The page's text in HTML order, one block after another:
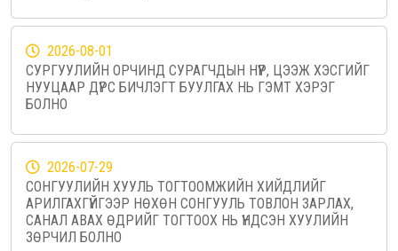
2026-08-01
СУРГУУЛИЙН ОРЧИНД СУРАГЧДЫН НҮҮР, ЦЭЭЖ ХЭСГИЙГ
НУУЦААР ДҮРС БИЧЛЭГТ БУУЛГАХ НЬ ГЭМТ ХЭРЭГ
БОЛНО
2026-07-29
СОНГУУЛИЙН ХУУЛЬ ТОГТООМЖИЙН ХИЙДЛИЙГ
АРИЛГАХГҮЙГЭЭР НӨХӨН СОНГУУЛЬ ТОВЛОН ЗАРЛАХ,
САНАЛ АВАХ ӨДРИЙГ ТОГТООХ НЬ ҮНДСЭН ХУУЛИЙН
ЗӨРЧИЛ БОЛНО